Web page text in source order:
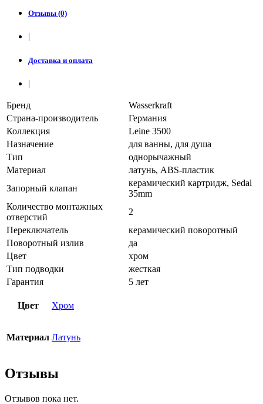
Отзывы (0)
|
Доставка и оплата
|
Бренд
Wasserkraft
Страна-производитель
Германия
Коллекция
Leine 3500
Назначение
для ванны, для душа
Тип
однорычажный
Материал
латунь, ABS-пластик
Запорный клапан
керамический картридж, Sedal
35mm
Количество монтажных
отверстий
2
Переключатель
керамический поворотный
Поворотный излив
да
Цвет
хром
Тип подводки
жесткая
Гарантия
5 лет
Цвет Хром
Материал Латунь
Отзывы
Отзывов пока нет.